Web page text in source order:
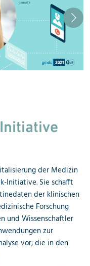
der Medizin
Initiative. Sie schafft
der klinischen
Forschung
und Wissenschaftler
zur
vor, die in den